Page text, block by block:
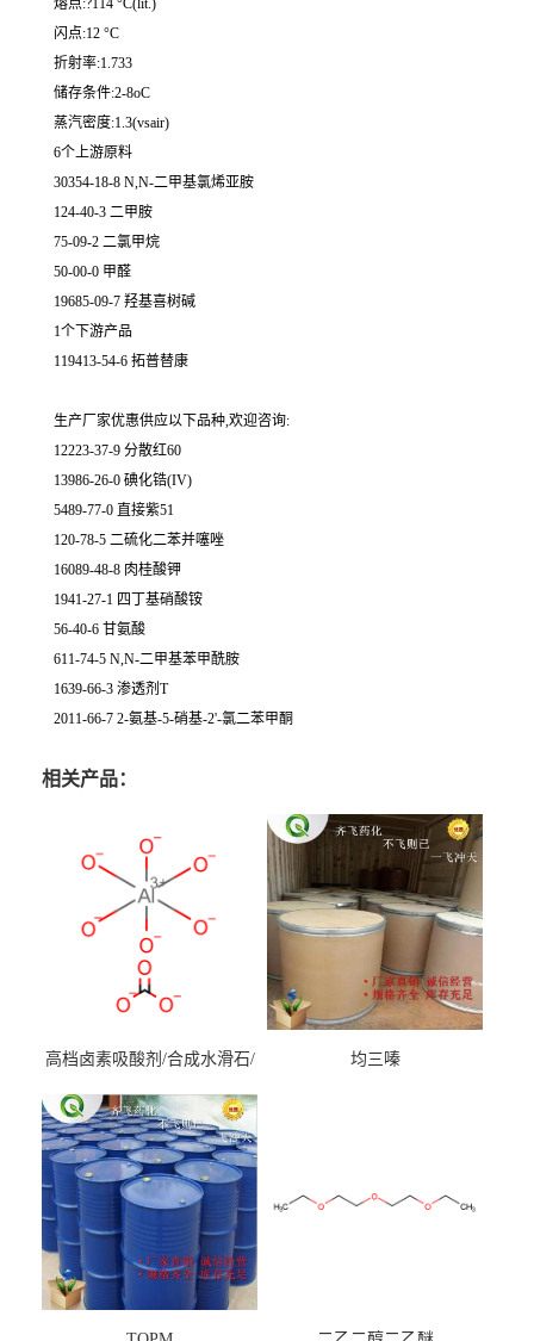
熔点:?114 °C(lit.)
闪点:12 °C
折射率:1.733
储存条件:2-8oC
蒸汽密度:1.3(vsair)
6个上游原料
30354-18-8 N,N-二甲基氯烯亚胺
124-40-3 二甲胺
75-09-2 二氯甲烷
50-00-0 甲醛
19685-09-7 羟基喜树碱
1个下游产品
119413-54-6 拓普替康
生产厂家优惠供应以下品种,欢迎咨询:
12223-37-9 分散红60
13986-26-0 碘化锆(IV)
5489-77-0 直接紫51
120-78-5 二硫化二苯并噻唑
16089-48-8 肉桂酸钾
1941-27-1 四丁基硝酸铵
56-40-6 甘氨酸
611-74-5 N,N-二甲基苯甲酰胺
1639-66-3 渗透剂T
2011-66-7 2-氨基-5-硝基-2'-氯二苯甲酮
相关产品：
高档卤素吸酸剂/合成水滑石/
均三嗪